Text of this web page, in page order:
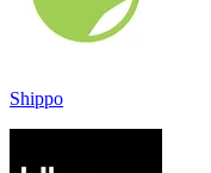
Shippo